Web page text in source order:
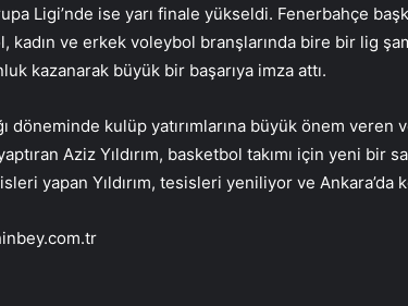
Ligi’nde ise yarı finale yükseldi. Fenerbahçe
​​kadın ve erkek voleybol branşlarında bire bir lig
kazanarak büyük bir başarıya imza attı.
döneminde kulüp yatırımlarına büyük önem veren
Aziz Yıldırım, basketbol takımı için yeni bir
yapan Yıldırım, tesisleri yeniliyor ve Ankara’da